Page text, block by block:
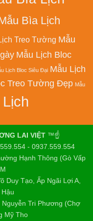
Bìa Lịch
Treo Tường Mẫu
Mẫu Lịch Bloc
Lịch Bloc Siêu Đại Mẫu Lịch
Treo Tường Đẹp Mẫu
LAI VIỆT ™☝️
- 0937.559.554
Hạnh Thông (Gò Vấp
Duy Tạo, Ấp Ngãi Lợi A,
Tri Phương (Chợ
Mỹ Tho